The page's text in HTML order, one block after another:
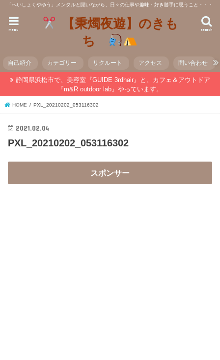
「へいしょくやゆう」メンタルと闘いながら、日々の仕事や趣味・好き勝手に思うこと・・・
【秉燭夜遊】のきも
ち
search
menu
自己紹介 カテゴリー リクルート アクセス 問い合わせ
静岡県浜松市で、美容室『GUIDE 3rdhair』と、カフェ＆アウトドア
『m&R outdoor lab』やっています。
HOME PXL_20210202_053116302
2021.02.04
PXL_20210202_053116302
スポンサー